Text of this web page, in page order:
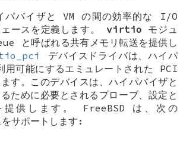
バイザと VM の間の効率的な I/O
ースを定義します。 virtio モジュ
と呼ばれる共有メモリ転送を提供し
デバイスドライバは、ハイパ
用可能にするエミュレートされた PCI
す。このデバイスは、ハイパバイザと
ために必要とされるプローブ、設定と
提供します。 FreeBSD は、次の
サポートします: